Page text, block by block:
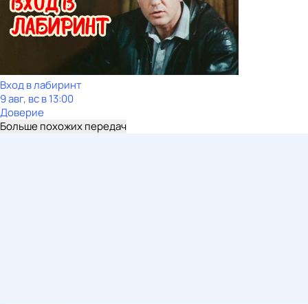
Вход в лабиринт
9 авг, вс в 13:00
Доверие
Больше похожих передач